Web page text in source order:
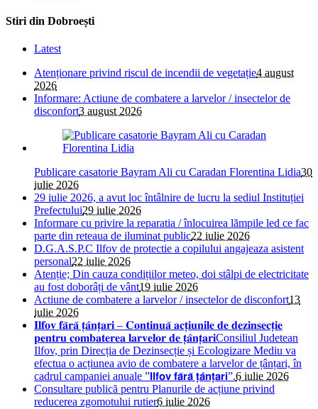
Stiri din Dobroești
Latest
Atenționare privind riscul de incendii de vegetație4 august
2026
Informare: Actiune de combatere a larvelor / insectelor de
disconfort3 august 2026
Publicare casatorie Bayram Ali cu Caradan Florentina Lidia30
iulie 2026
29 iulie 2026, a avut loc întâlnire de lucru la sediul Instituției
Prefectului29 iulie 2026
Informare cu privire la reparatia / înlocuirea lămpile led ce fac
parte din reteaua de iluminat public22 iulie 2026
D.G.A.S.P.C Ilfov de protectie a copilului angajeaza asistent
personal22 iulie 2026
Atenție; Din cauza condițiilor meteo, doi stâlpi de electricitate
au fost doborâți de vânt19 iulie 2026
Actiune de combatere a larvelor / insectelor de disconfort13
iulie 2026
𝐈𝐥𝐟𝐨𝐯 𝐟𝐚̆𝐫𝐚̆ 𝐭̦𝐚̂𝐧𝐭̦𝐚𝐫𝐢 – 𝐂𝐨𝐧𝐭𝐢𝐧𝐮𝐚̆ 𝐚𝐜𝐭̦𝐢𝐮𝐧𝐢𝐥𝐞 𝐝𝐞 𝐝𝐞𝐳𝐢𝐧𝐬𝐞𝐜𝐭̦𝐢𝐞
𝐩𝐞𝐧𝐭𝐫𝐮 𝐜𝐨𝐦𝐛𝐚𝐭𝐞𝐫𝐞𝐚 𝐥𝐚𝐫𝐯𝐞𝐥𝐨𝐫 𝐝𝐞 𝐭̦𝐚̂𝐧𝐭̦𝐚𝐫𝐢Consiliul Judetean
Ilfov, prin Direcția de Dezinsecție și Ecologizare Mediu va
efectua o acțiunea avio de combatere a larvelor de țânțari, în
cadrul campaniei anuale ”𝗜𝗹𝗳𝗼𝘃 𝗳𝗮̆𝗿𝗮̆ 𝘁̦𝗮̂𝗻𝘁̦𝗮𝗿𝗶”.6 iulie 2026
Consultare publică pentru Planurile de acțiune privind
reducerea zgomotului rutier6 iulie 2026